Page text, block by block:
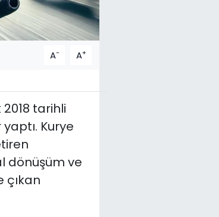
A- A+
2018 tarihli
Kurye
dönüşüm ve
çıkan